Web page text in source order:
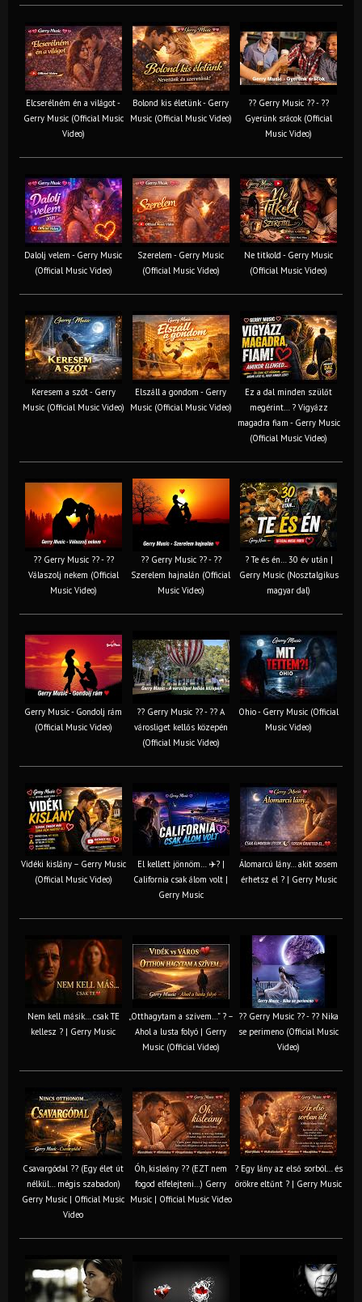
Elcserélném én a világot -
Gerry Music (Official Music
Video)
Bolond kis életünk - Gerry
Music (Official Music Video)
?? Gerry Music ?? - ??
Gyerünk srácok (Official
Music Video)
Dalolj velem - Gerry Music
(Official Music Video)
Szerelem - Gerry Music
(Official Music Video)
Ne titkold - Gerry Music
(Official Music Video)
Keresem a szót - Gerry
Music (Official Music Video)
Elszáll a gondom - Gerry
Music (Official Music Video)
Ez a dal minden szülőt
megérint… ? Vigyázz
magadra fiam - Gerry Music
(Official Music Video)
?? Gerry Music ?? - ??
Válaszolj nekem (Official
Music Video)
?? Gerry Music ?? - ??
Szerelem hajnalán (Official
Music Video)
? Te és én… 30 év után |
Gerry Music (Nosztalgikus
magyar dal)
Gerry Music - Gondolj rám
(Official Music Video)
?? Gerry Music ?? - ?? A
városliget kellős közepén
(Official Music Video)
Ohio - Gerry Music (Official
Music Video)
Vidéki kislány – Gerry Music
(Official Music Video)
El kellett jönnöm… ✈️? |
California csak álom volt |
Gerry Music
Álomarcú lány… akit sosem
érhetsz el ? | Gerry Music
Nem kell másik… csak TE
kellesz ? | Gerry Music
„Otthagytam a szívem…” ? –
Ahol a lusta folyó | Gerry
Music (Official Video)
?? Gerry Music ?? - ?? Nika
se perimeno (Official Music
Video)
Csavargódal ?? (Egy élet út
nélkül… mégis szabadon)
Gerry Music | Official Music
Video
Óh, kisleány ?? (EZT nem
fogod elfelejteni…) Gerry
Music | Official Music Video
? Egy lány az első sorból… és
örökre eltűnt ? | Gerry Music